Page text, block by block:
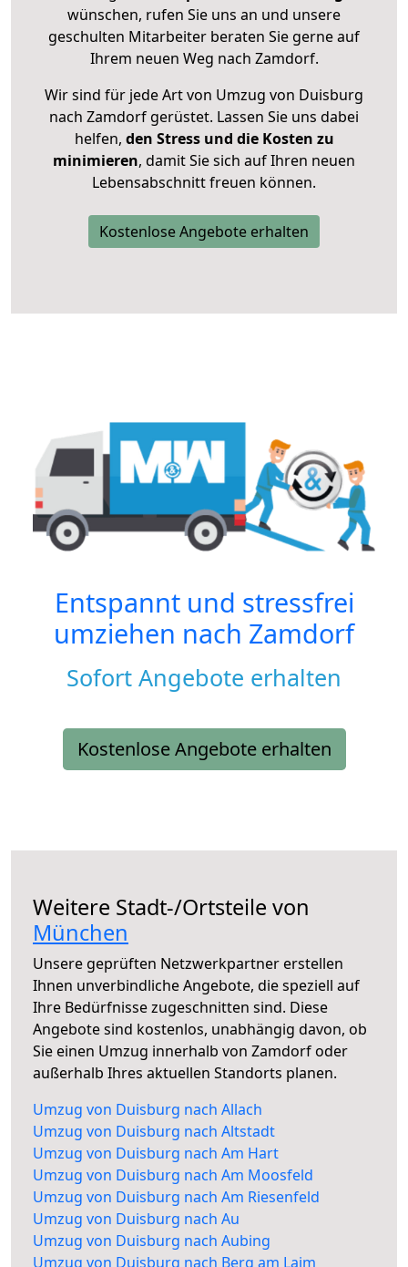
wünschen, rufen Sie uns an und unsere
geschulten Mitarbeiter beraten Sie gerne auf
Ihrem neuen Weg nach Zamdorf.
Wir sind für jede Art von Umzug von Duisburg
nach Zamdorf gerüstet. Lassen Sie uns dabei
helfen, den Stress und die Kosten zu
minimieren, damit Sie sich auf Ihren neuen
Lebensabschnitt freuen können.
Kostenlose Angebote erhalten
Entspannt und stressfrei
umziehen nach Zamdorf
Sofort Angebote erhalten
Kostenlose Angebote erhalten
Weitere Stadt-/Ortsteile von
München
Unsere geprüften Netzwerkpartner erstellen
Ihnen unverbindliche Angebote, die speziell auf
Ihre Bedürfnisse zugeschnitten sind. Diese
Angebote sind kostenlos, unabhängig davon, ob
Sie einen Umzug innerhalb von Zamdorf oder
außerhalb Ihres aktuellen Standorts planen.
Umzug von Duisburg nach Allach
Umzug von Duisburg nach Altstadt
Umzug von Duisburg nach Am Hart
Umzug von Duisburg nach Am Moosfeld
Umzug von Duisburg nach Am Riesenfeld
Umzug von Duisburg nach Au
Umzug von Duisburg nach Aubing
Umzug von Duisburg nach Berg am Laim